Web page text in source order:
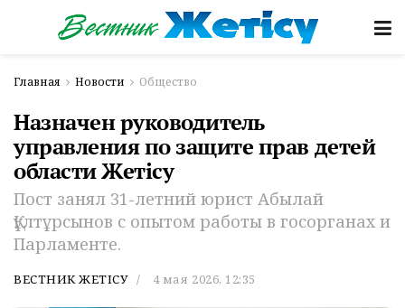
Главная Новости Общество
Назначен руководитель
управления по защите прав детей
области Жетісу
Пост занял 31-летний юрист Абылай
Құлтұрсынов с опытом работы в госорганах и
Парламенте.
ВЕСТНИК ЖЕТІСУ 4 мая 2026, 12:35